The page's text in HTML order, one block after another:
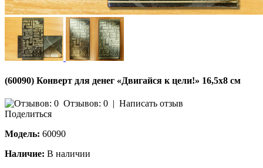
(60090) Конверт для денег «Двигайся к цели!» 16,5х8 см
Отзывов: 0 | Написать отзыв
Поделиться
Модель: 60090
Наличие: В наличии